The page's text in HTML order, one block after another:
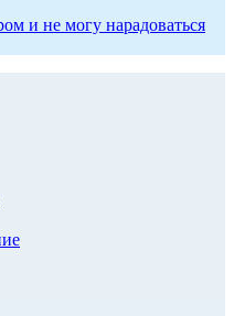
и не могу нарадоваться